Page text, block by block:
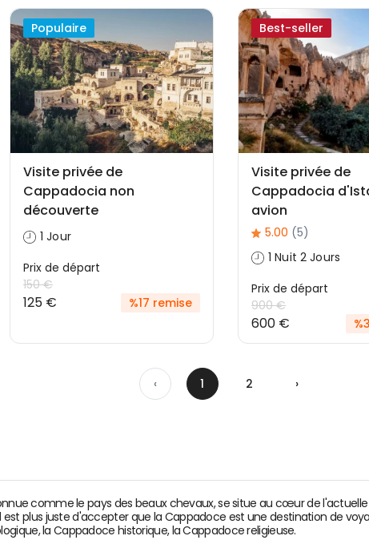
Populaire
Visite privée de
Cappadocia non
découverte
1 Jour
Prix ​​de départ
150 €
125 € %17 remise
Best-seller
Visite privée de
Cappadocia
avion
5.00 (5)
1 Nuit 2 Jours
Prix ​​de départ
900 €
600 €
‹ 1 2 ›
comme le pays des beaux chevaux, se situe au cœur de
est plus juste d'accepter que la Cappadoce est une destination de
la Cappadoce historique, la Cappadoce religieuse.